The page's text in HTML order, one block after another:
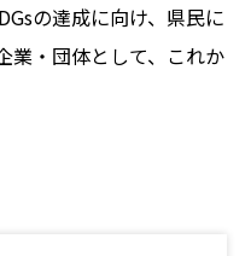
の達成に向け、県民に
業・団体として、これか